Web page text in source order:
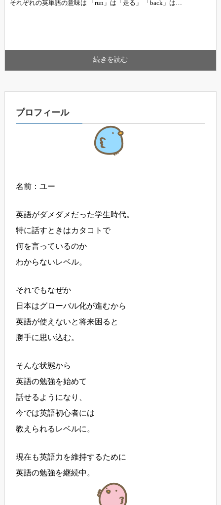
それぞれの英単語の意味は 「run」は「走る」 「back」は…
続きを読む
プロフィール
名前：ユー
英語がダメダメだった学生時代。
特に話すときはカタコトで
何を言っているのか
わからないレベル。
それでもなぜか
日本はグローバル化が進むから
英語が使えないと将来困ると
勝手に思い込む。
そんな状態から
英語の勉強を始めて
話せるようになり、
今では英語初心者には
教えられるレベルに。
現在も英語力を維持するために
英語の勉強を継続中。